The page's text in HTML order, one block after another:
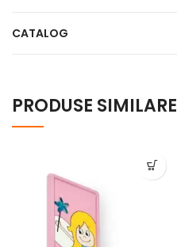
CATALOG
PRODUSE SIMILARE